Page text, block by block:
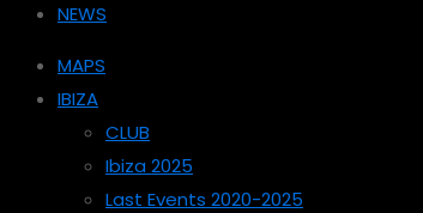
NEWS
MAPS
IBIZA
CLUB
Ibiza 2025
Last Events 2020-2025